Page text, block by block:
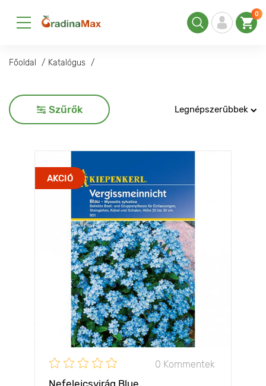
0
Főoldal Katalógus
Szűrők Legnépszerűbbek
AKCIÓ
0 Kommentek
Nefelejcsvirág Blue